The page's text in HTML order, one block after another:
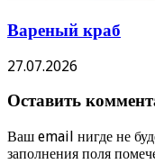
Вареный краб
27.07.2026
Оставить
Ваш email нигде не
заполнения поля